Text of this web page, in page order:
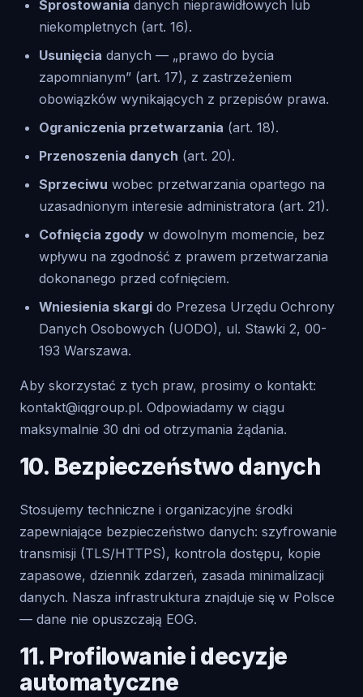
Sprostowania danych nieprawidłowych lub
niekompletnych (art. 16).
Usunięcia danych — „prawo do bycia
zapomnianym” (art. 17), z zastrzeżeniem
obowiązków wynikających z przepisów prawa.
Ograniczenia przetwarzania (art. 18).
Przenoszenia danych (art. 20).
Sprzeciwu wobec przetwarzania opartego na
uzasadnionym interesie administratora (art. 21).
Cofnięcia zgody w dowolnym momencie, bez
wpływu na zgodność z prawem przetwarzania
dokonanego przed cofnięciem.
Wniesienia skargi do Prezesa Urzędu Ochrony
Danych Osobowych (UODO), ul. Stawki 2, 00-
193 Warszawa.
Aby skorzystać z tych praw, prosimy o kontakt:
kontakt@iqgroup.pl. Odpowiadamy w ciągu
maksymalnie 30 dni od otrzymania żądania.
10. Bezpieczeństwo danych
Stosujemy techniczne i organizacyjne środki
zapewniające bezpieczeństwo danych: szyfrowanie
transmisji (TLS/HTTPS), kontrola dostępu, kopie
zapasowe, dziennik zdarzeń, zasada minimalizacji
danych. Nasza infrastruktura znajduje się w Polsce
— dane nie opuszczają EOG.
11. Profilowanie i decyzje
automatyczne